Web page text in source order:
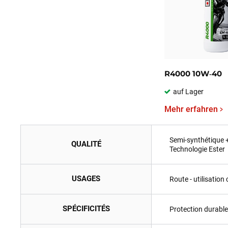
R4000 10W‑40
auf Lager
Mehr erfahren
QUALITÉ
Semi-synthétique
Technologie Ester
USAGES Route - utilisation
SPÉCIFICITÉS Protection